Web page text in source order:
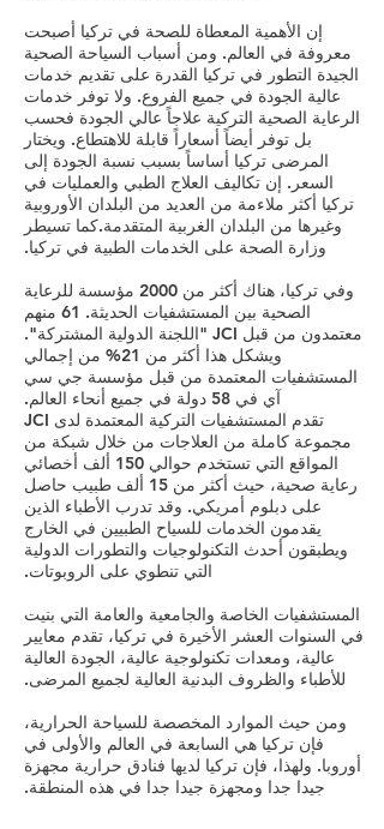
إن الأهمية المعطاة للصحة في تركيا أصبحت
معروفة في العالم. ومن أسباب السياحة الصحية
الجيدة التطور في تركيا القدرة على تقديم خدمات
عالية الجودة في جميع الفروع. ولا توفر خدمات
الرعاية الصحية التركية علاجاً عالي الجودة فحسب
بل توفر أيضاً أسعاراً قابلة للاهتطاع. ويختار
المرضى تركيا أساساً بسبب نسبة الجودة إلى
السعر. إن تكاليف العلاج الطبي والعمليات في
تركيا أكثر ملاءمة من العديد من البلدان الأوروبية
وغيرها من البلدان الغربية المتقدمة.كما تسيطر
وزارة الصحة على الخدمات الطبية في تركيا.
وفي تركيا، هناك أكثر من 2000 مؤسسة للرعاية
الصحية بين المستشفيات الحديثة. 61 منهم
معتمدون من قبل JCI "اللجنة الدولية المشتركة".
ويشكل هذا أكثر من 21% من إجمالي
المستشفيات المعتمدة من قبل مؤسسة جي سي
آي في 58 دولة في جميع أنحاء العالم.
تقدم المستشفيات التركية المعتمدة لدى JCI
مجموعة كاملة من العلاجات من خلال شبكة من
المواقع التي تستخدم حوالي 150 ألف أخصائي
رعاية صحية، حيث أكثر من 15 ألف طبيب حاصل
على دبلوم أمريكي. وقد تدرب الأطباء الذين
يقدمون الخدمات للسياح الطبيين في الخارج
ويطبقون أحدث التكنولوجيات والتطورات الدولية
التي تنطوي على الروبوتات.
المستشفيات الخاصة والجامعية والعامة التي بنيت
في السنوات العشر الأخيرة في تركيا، تقدم معايير
عالية، ومعدات تكنولوجية عالية، الجودة العالية
للأطباء والظروف البدنية العالية لجميع المرضى.
ومن حيث الموارد المخصصة للسياحة الحرارية،
فإن تركيا هي السابعة في العالم والأولى في
أوروبا. ولهذا، فإن تركيا لديها فنادق حرارية مجهزة
جيدا جدا ومجهزة جيدا جدا في هذه المنطقة.